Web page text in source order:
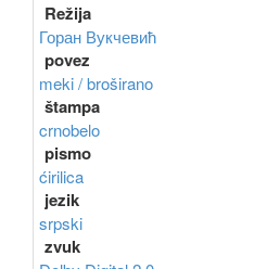
Režija
Горан Вукчевић
povez
meki / broširano
štampa
crnobelo
pismo
ćirilica
jezik
srpski
zvuk